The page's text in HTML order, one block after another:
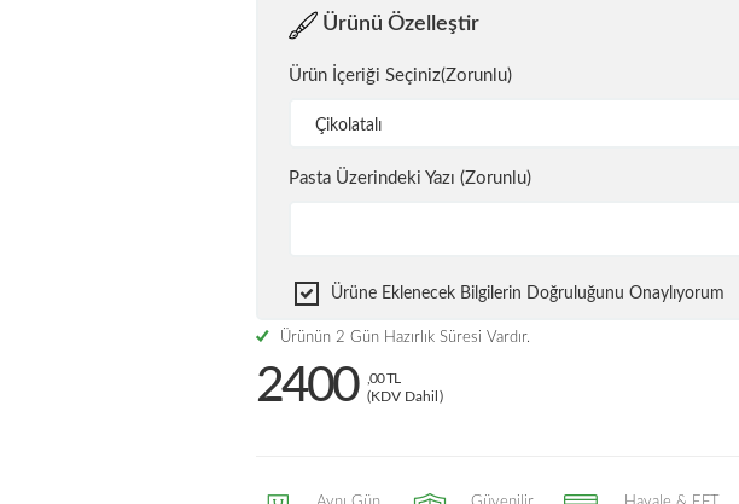
Ürünü Özelleştir
Ürün İçeriği Seçiniz(Zorunlu)
Çikolatalı
Pasta Üzerindeki Yazı (Zorunlu)
Ürüne Eklenecek Bilgilerin Doğruluğunu Onaylıyorum
Ürünün 2 Gün Hazırlık Süresi Vardır.
2400
,00 TL
(KDV Dahil)